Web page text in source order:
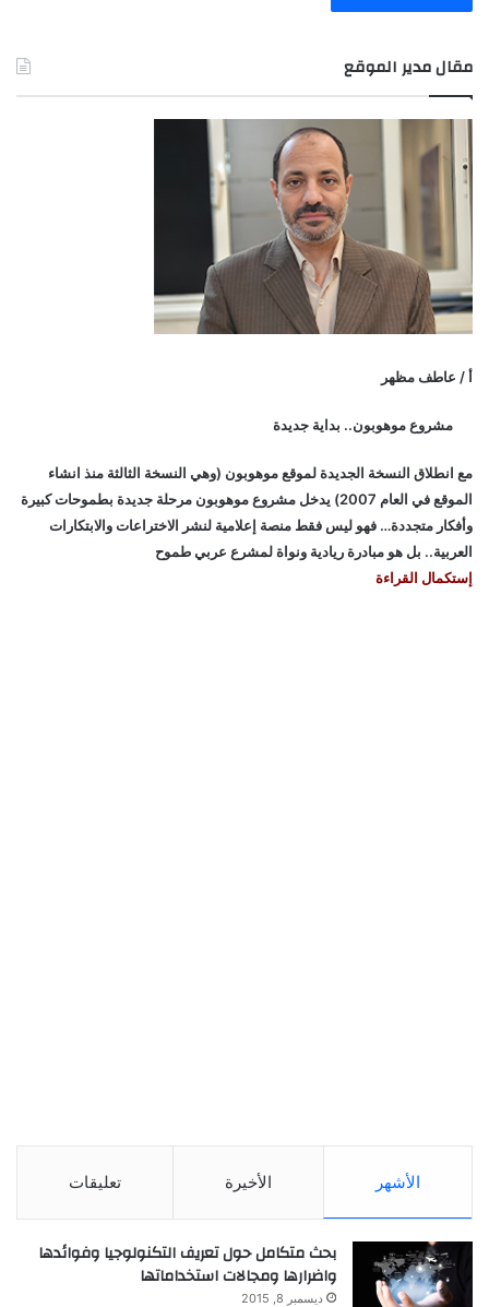
مقال مدير الموقع
أ / عاطف مظهر
مشروع موهوبون.. بداية جديدة
مع انطلاق النسخة الجديدة لموقع موهوبون (وهي النسخة الثالثة منذ انشاء
الموقع في العام 2007) يدخل مشروع موهوبون مرحلة جديدة بطموحات كبيرة
وأفكار متجددة… فهو ليس فقط منصة إعلامية لنشر الاختراعات والابتكارات
العربية.. بل هو مبادرة ريادية ونواة لمشرع عربي طموح
إستكمال القراءة
الأشهر الأخيرة تعليقات
بحث متكامل حول تعريف التكنولوجيا وفوائدها
واضرارها ومجالات استخداماتها
ديسمبر 8, 2015